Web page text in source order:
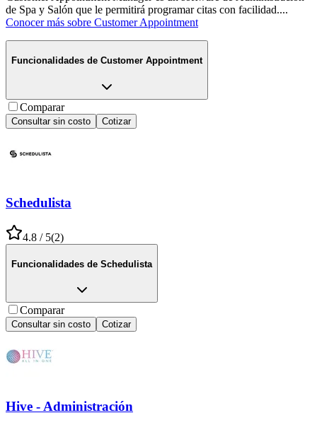
de Spa y Salón que le permitirá programar citas con facilidad....
Conocer más sobre Customer Appointment
Funcionalidades de Customer Appointment
Comparar
Consultar sin costo Cotizar
Schedulista
4.8 / 5(2)
Funcionalidades de Schedulista
Comparar
Consultar sin costo Cotizar
Hive - Administración